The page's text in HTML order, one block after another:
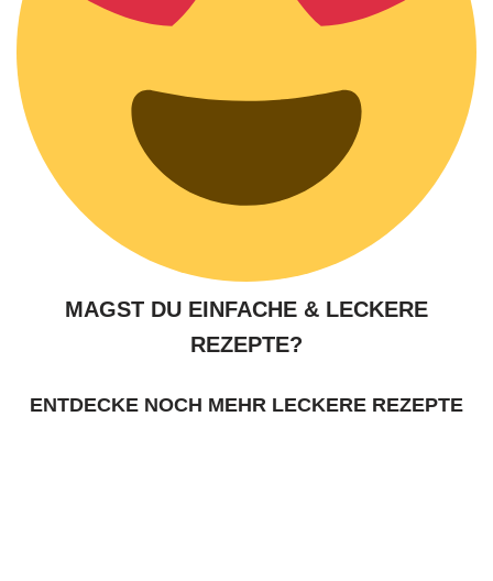
MAGST DU EINFACHE & LECKERE
REZEPTE?
ENTDECKE NOCH MEHR LECKERE REZEPTE